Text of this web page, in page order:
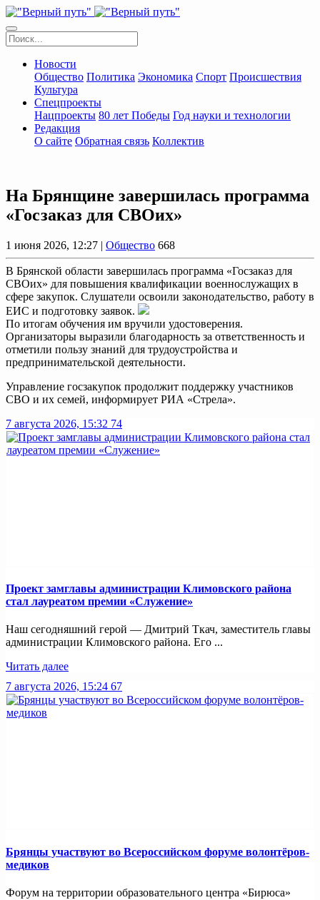
Новости
Общество Политика Экономика Спорт Происшествия
Культура
Спецпроекты
Нацпроекты 80 лет Победы Год науки и технологии
Редакция
О сайте Обратная связь Коллектив
На Брянщине завершилась программа
«Госзаказ для СВОих»
1 июня 2026, 12:27 | Общество 668
В Брянской области завершилась программа «Госзаказ для
СВОих» для повышения квалификации военнослужащих в
сфере закупок. Слушатели освоили законодательство, работу в
ЕИС и подготовку заявок.
По итогам обучения им вручили удостоверения.
Организаторы выразили благодарность за ответственность и
отметили пользу знаний для трудоустройства и
предпринимательской деятельности.
Управление госзакупок продолжит поддержку участников
СВО и их семей, информирует РИА «Стрела».
7 августа 2026, 15:32 74
Проект замглавы администрации Климовского района
стал лауреатом премии «Служение»
Наш сегодняшний герой — Дмитрий Ткач, заместитель главы
администрации Климовского района. Его ...
Читать далее
7 августа 2026, 15:24 67
Брянцы участвуют во Всероссийском форуме волонтёров-
медиков
Форум на территории образовательного центра «Бирюса»